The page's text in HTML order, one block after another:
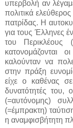
υπερβολή αν
πολιτικά ελεύθερος
πατρίδας. Η
για τους Έλληνες
του Περικλέους
κατονομάζονται
καλούνταν να
στην πράξη
είχε ο καθένας
δυνατότητές του,
(=αυτόνομης)
(=έμπρακτη)
η αναμφισβήτητη